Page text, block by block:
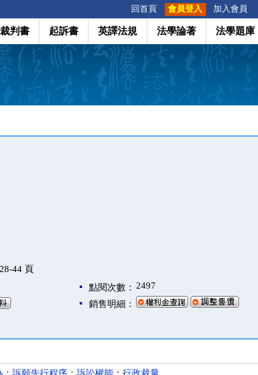
回首頁 會員登入 加入會員
裁判書 起訴書 英譯法規 法學論著 法學題庫
44 頁
點閱次數： 2497
銷售明細：